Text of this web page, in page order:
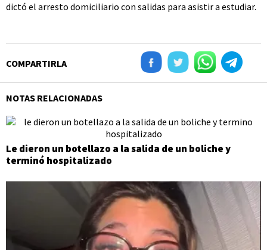
dictó el arresto domiciliario con salidas para asistir a estudiar.
COMPARTIRLA
NOTAS RELACIONADAS
Le dieron un botellazo a la salida de un boliche y
terminó hospitalizado